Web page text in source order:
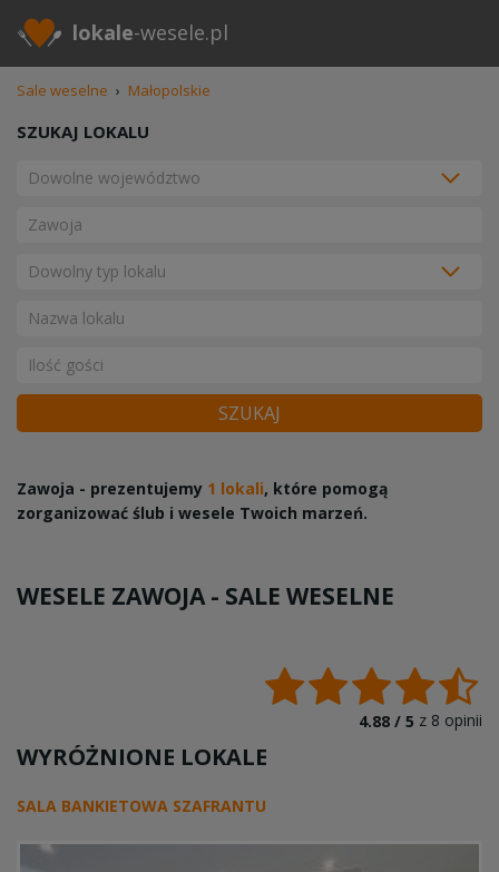
lokale-wesele.pl
Sale weselne › Małopolskie
SZUKAJ LOKALU
SZUKAJ
Zawoja - prezentujemy 1 lokali, które pomogą
zorganizować ślub i wesele Twoich marzeń.
WESELE ZAWOJA - SALE WESELNE
4.88 / 5 z 8 opinii
WYRÓŻNIONE LOKALE
SALA BANKIETOWA SZAFRANTU